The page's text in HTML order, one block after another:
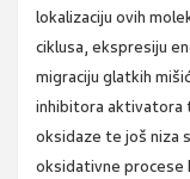
lokalizaciju ovih
ciklusa, ekspresiju
migraciju glatkih
inhibitora aktivatora
oksidaze te još niza
oksidativne procese